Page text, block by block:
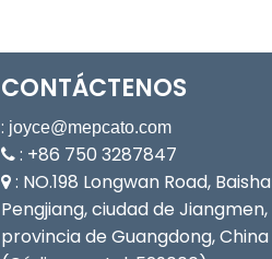
CONTÁCTENOS
: joyce@mepcato.com
: +86 750 3287847
: NO.198 Longwan Road, Baisha
Pengjiang, ciudad de Jiangmen,
provincia de Guangdong, China